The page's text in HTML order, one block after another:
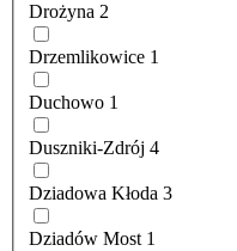
Drożyna 2
Drzemlikowice 1
Duchowo 1
Duszniki-Zdrój 4
Dziadowa Kłoda 3
Dziadów Most 1